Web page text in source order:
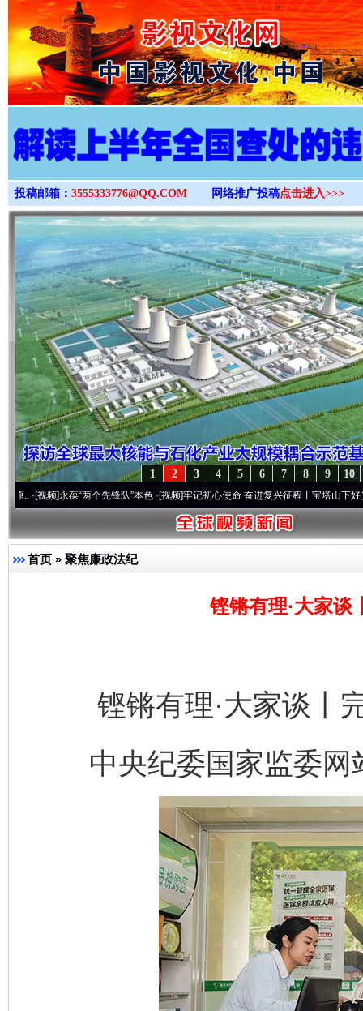
>
投稿邮箱： 3555333776@QQ.COM 网络推广投稿点击进入>>>
10
9
8
7
6
5
4
3
2
1
永葆“两个先锋队”本色·[视频]牢记初心使命 奋进复兴征程丨宝塔山下好光景..·[视
首页 » 聚焦廉政法纪
铿锵有理·大家谈
铿锵有理·大家谈丨完
中央纪委国家监委网